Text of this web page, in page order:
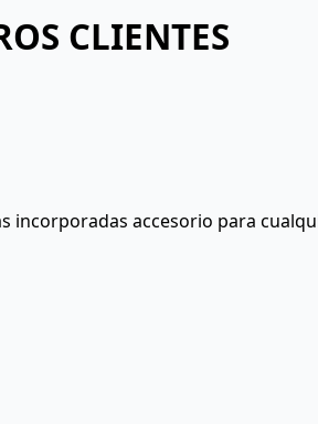
CLIENTES
incorporadas accesorio para